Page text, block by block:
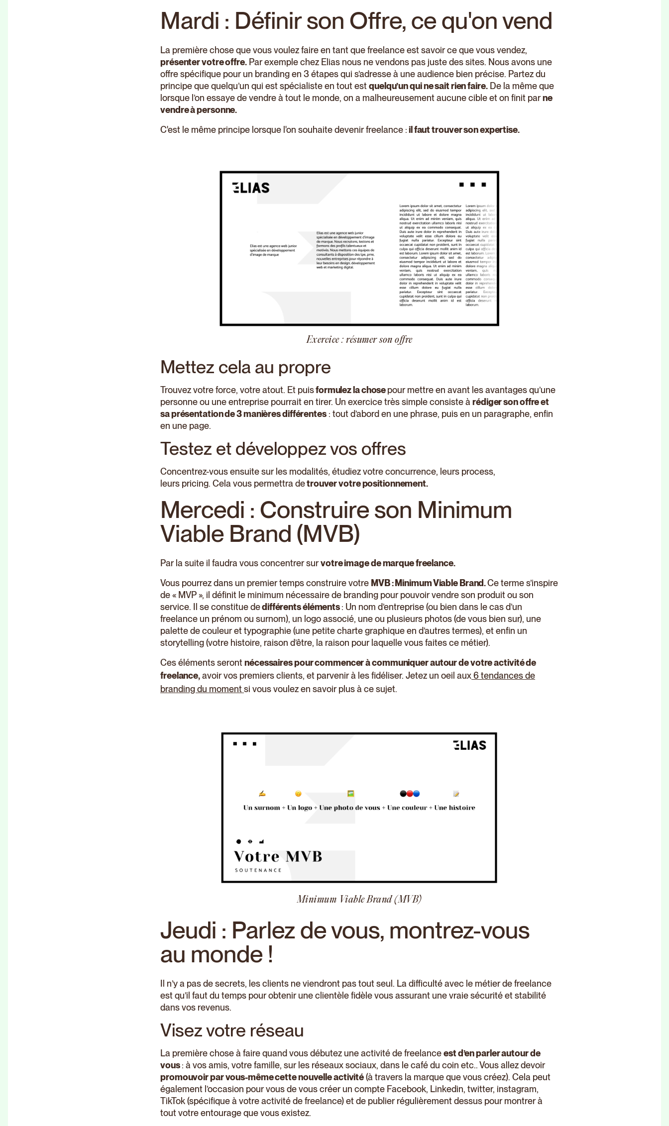
Mardi : Définir son Offre, ce qu'on vend
La première chose que vous voulez faire en tant que freelance est savoir ce que vous vendez,
présenter votre offre.Par exemple chez Elias nous ne vendons pas juste des sites. Nous avons une
offre spécifique pour un branding en 3 étapes qui s’adresse à une audience bien précise. Partez du
principe que quelqu’un qui est spécialiste en tout estquelqu’un qui ne sait rien faire.De la même que
lorsque l’on essaye de vendre à tout le monde, on a malheureusement aucune cible et on finit parne
vendre à personne.
C'est le même principe lorsque l'on souhaite devenir freelance :il faut trouver son expertise.
Exercice : résumer son offre
Mettez cela au propre
Trouvez votre force, votre atout. Et puisformulez la chosepour mettre en avant les avantages qu’une
personne ou une entreprise pourrait en tirer. Un exercice très simple consiste à rédiger son offre et
sa présentation de 3 manières différentes: tout d’abord en une phrase, puis en un paragraphe, enfin
en une page.
Testez et développez vos offres
Concentrez-vous ensuite sur les modalités, étudiez votre concurrence, leurs process,
leurs pricing. Cela vous permettra detrouver votre positionnement.
Mercedi : Construire son Minimum
Viable Brand (MVB)
Par la suite il faudra vous concentrer survotre image de marque freelance.
Vous pourrez dans un premier temps construire votre MVB : Minimum Viable Brand.Ce terme s’inspire
de « MVP », il définit le minimum nécessaire de branding pour pouvoir vendre son produit ou son
service. Il se constitue dedifférents éléments: Un nom d’entreprise (ou bien dans le cas d’un
freelance un prénom ou surnom), un logo associé, une ou plusieurs photos (de vous bien sur), une
palette de couleur et typographie (une petite charte graphique en d’autres termes), et enfin un
storytelling (votre histoire, raison d’être, la raison pour laquelle vous faites ce métier).
Ces éléments serontnécessaires pour commencer à communiquer autour de votre activité de
freelance,avoir vos premiers clients, et parvenir à les fidéliser. Jetez un oeil aux6 tendances de
branding du momentsi vous voulez en savoir plus à ce sujet.
Minimum Viable Brand (MVB)
Jeudi : Parlez de vous, montrez-vous
au monde !
Il n’y a pas de secrets, les clients ne viendront pas tout seul. La difficulté avec le métier de freelance
est qu’il faut du temps pour obtenir une clientèle fidèle vous assurant une vraie sécurité et stabilité
dans vos revenus.
Visez votre réseau
La première chose à faire quand vous débutez une activité de freelanceest d’en parler autour de
vous: à vos amis, votre famille, sur les réseaux sociaux, dans le café du coin etc.. Vous allez devoir
promouvoir par vous-même cette nouvelle activité(à travers la marque que vous créez). Cela peut
également l’occasion pour vous de vous créer un compte Facebook, Linkedin, twitter, instagram,
TikTok (spécifique à votre activité de freelance) et de publier régulièrement dessus pour montrer à
tout votre entourage que vous existez.